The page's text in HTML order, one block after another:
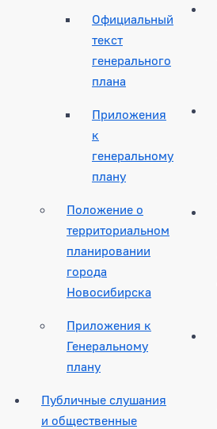
Официальный
текст
генерального
плана
Приложения
к
генеральному
плану
Положение о
территориальном
планировании
города
Новосибирска
Приложения к
Генеральному
плану
Публичные слушания
и общественные